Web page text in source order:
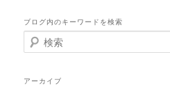
ブログ内のキーワードを検索
検
索
アーカイブ